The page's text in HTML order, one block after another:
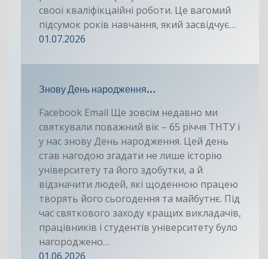
своої кваліфікцаійні роботи. Це вагомий
підсумок років навчання, який засвідчує…
01.07.2026
Знову День народження…
Facebook Email Ще зовсім недавно ми
святкували поважний вік – 65 річчя ТНТУ і
у нас знову День народження. Цей день
став нагодою згадати не лише історію
університету та його здобутки, а й
відзначити людей, які щоденною працею
творять його сьогодення та майбутнє. Під
час святкового заходу кращих викладачів,
працівників і студентів університету було
нагороджено…
01.06.2026